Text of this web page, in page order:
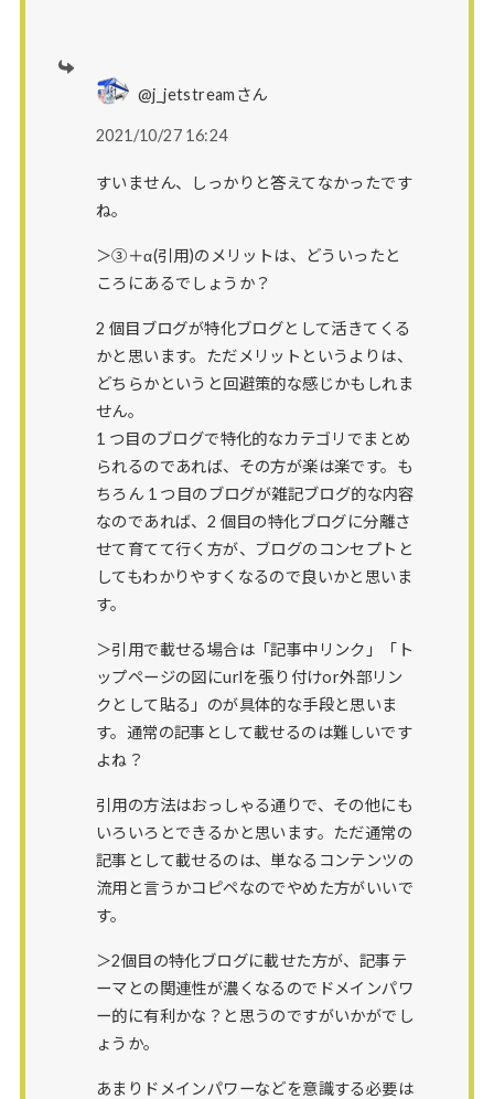
@j_jetstreamさん
2021/10/27 16:24
すいません、しっかりと答えてなかったです
ね。
＞③＋α(引用)のメリットは、どういったと
ころにあるでしょうか？
2 個目ブログが特化ブログとして活きてくる
かと思います。ただメリットというよりは、
どちらかというと回避策的な感じかもしれま
せん。
1 つ目のブログで特化的なカテゴリでまとめ
られるのであれば、その方が楽は楽です。も
ちろん 1 つ目のブログが雑記ブログ的な内容
なのであれば、2 個目の特化ブログに分離さ
せて育てて行く方が、ブログのコンセプトと
してもわかりやすくなるので良いかと思いま
す。
＞引用で載せる場合は「記事中リンク」「ト
ップページの図にurlを張り付けor外部リン
クとして貼る」のが具体的な手段と思いま
す。通常の記事として載せるのは難しいです
よね？
引用の方法はおっしゃる通りで、その他にも
いろいろとできるかと思います。ただ通常の
記事として載せるのは、単なるコンテンツの
流用と言うかコピペなのでやめた方がいいで
す。
＞2個目の特化ブログに載せた方が、記事テ
ーマとの関連性が濃くなるのでドメインパワ
ー的に有利かな？と思うのですがいかがでし
ょうか。
あまりドメインパワーなどを意識する必要は